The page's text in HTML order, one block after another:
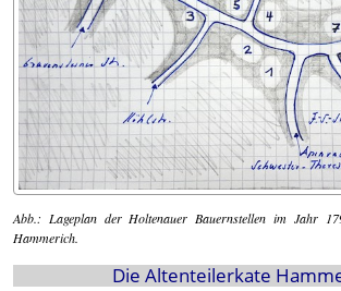
Abb.: Lageplan der Holtenauer Bauernstellen im Jahr
Hammerich.
Die Altenteilerkate